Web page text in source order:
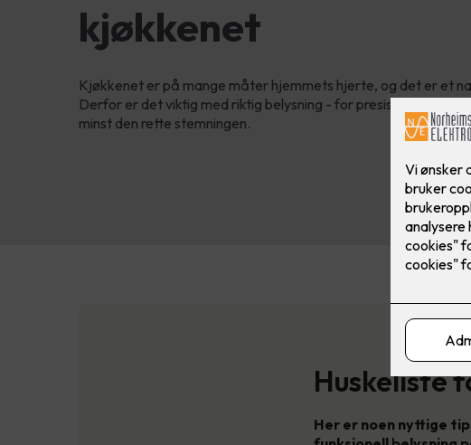
kjøkkenet
Kjøkkenet er på mange måter hjemmets hjerte, og det er et
Derfor er det viktig med riktig belysning - for presisjon på
minst den rette stemningen.
Huskeliste
Her er noen nyttige